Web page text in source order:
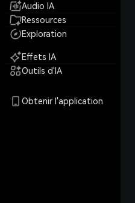
Audio IA
Ressources
Exploration
Effets IA
Outils d'IA
Obtenir l'application